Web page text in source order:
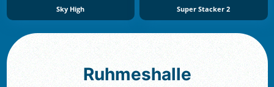
Sky High Super Stacker 2
Ruhmeshalle